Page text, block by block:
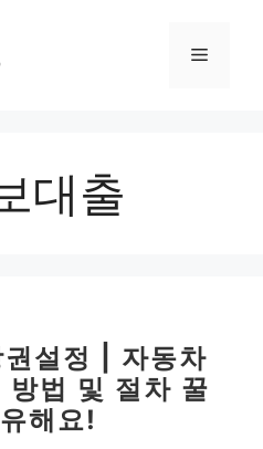
메
대출
설정 | 자동차
방법 및 절차 꿀
해요!